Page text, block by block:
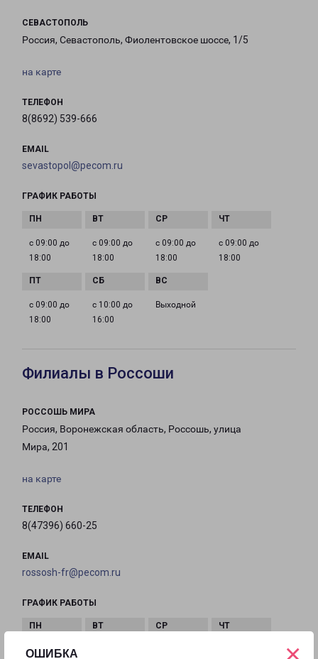
ОШИБКА
СЕВАСТОПОЛЬ
Россия, Севастополь, Фиолентовское шоссе, 1/5
на карте
ТЕЛЕФОН
8(8692) 539-666
EMAIL
sevastopol@pecom.ru
ГРАФИК РАБОТЫ
с 09:00 до
18:00
с 09:00 до
18:00
с 09:00 до
18:00
с 09:00 до
18:00
с 09:00 до
18:00
с 10:00 до
16:00
Выходной
Филиалы в Россоши
РОССОШЬ МИРА
Россия, Воронежская область, Россошь, улица
Мира, 201
на карте
ТЕЛЕФОН
8(47396) 660-25
EMAIL
rossosh-fr@pecom.ru
ГРАФИК РАБОТЫ
с 09:00 до